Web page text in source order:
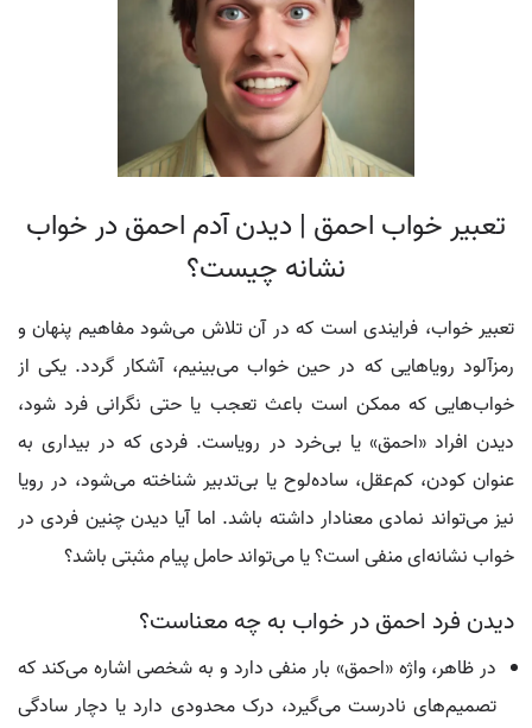
تعبیر خواب احمق | دیدن آدم احمق در خواب
نشانه چیست؟
تعبیر خواب، فرایندی است که در آن تلاش می‌شود مفاهیم پنهان و
رمزآلود رویاهایی که در حین خواب می‌بینیم، آشکار گردد. یکی از
خواب‌هایی که ممکن است باعث تعجب یا حتی نگرانی فرد شود،
دیدن افراد «احمق» یا بی‌خرد در رویاست. فردی که در بیداری به
عنوان کودن، کم‌عقل، ساده‌لوح یا بی‌تدبیر شناخته می‌شود، در رویا
نیز می‌تواند نمادی معنادار داشته باشد. اما آیا دیدن چنین فردی در
خواب نشانه‌ای منفی است؟ یا می‌تواند حامل پیام مثبتی باشد؟
دیدن فرد احمق در خواب به چه معناست؟
در ظاهر، واژه «احمق» بار منفی دارد و به شخصی اشاره می‌کند که
تصمیم‌های نادرست می‌گیرد، درک محدودی دارد یا دچار سادگی